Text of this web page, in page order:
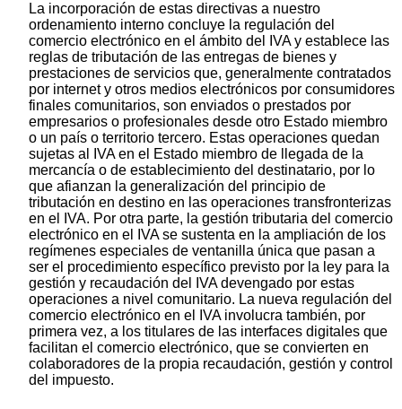
La incorporación de estas directivas a nuestro
ordenamiento interno concluye la regulación del
comercio electrónico en el ámbito del IVA y establece las
reglas de tributación de las entregas de bienes y
prestaciones de servicios que, generalmente contratados
por internet y otros medios electrónicos por consumidores
finales comunitarios, son enviados o prestados por
empresarios o profesionales desde otro Estado miembro
o un país o territorio tercero. Estas operaciones quedan
sujetas al IVA en el Estado miembro de llegada de la
mercancía o de establecimiento del destinatario, por lo
que afianzan la generalización del principio de
tributación en destino en las operaciones transfronterizas
en el IVA. Por otra parte, la gestión tributaria del comercio
electrónico en el IVA se sustenta en la ampliación de los
regímenes especiales de ventanilla única que pasan a
ser el procedimiento específico previsto por la ley para la
gestión y recaudación del IVA devengado por estas
operaciones a nivel comunitario. La nueva regulación del
comercio electrónico en el IVA involucra también, por
primera vez, a los titulares de las interfaces digitales que
facilitan el comercio electrónico, que se convierten en
colaboradores de la propia recaudación, gestión y control
del impuesto.